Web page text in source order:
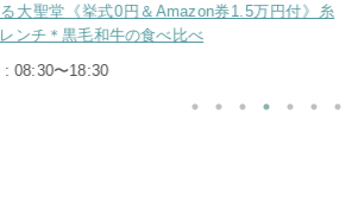
付》糸
ャペル体験×6品試食｜来館7.8万円特典
時間 : 08:30〜19:00